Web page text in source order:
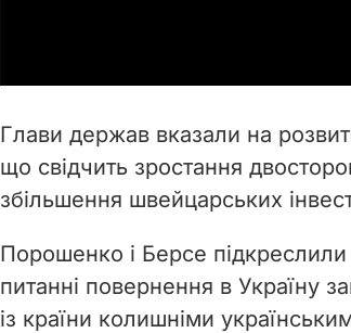
Глави держав вказали на
що свідчить зростання
збільшення швейцарських
Порошенко і Берсе підкреслили
питанні повернення в Україну
із країни колишніми